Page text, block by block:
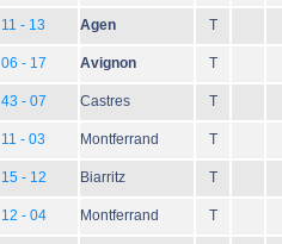
11 - 13 Agen T
06 - 17 Avignon T
43 - 07 Castres T
11 - 03 Montferrand T
15 - 12 Biarritz T
12 - 04 Montferrand T